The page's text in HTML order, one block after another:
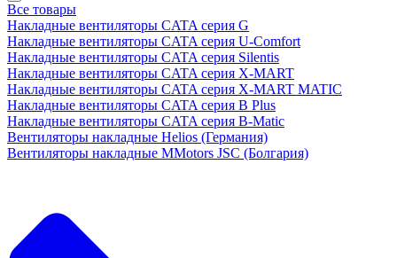
Все товары
Накладные вентиляторы CATA серия G
Накладные вентиляторы CATA серия U-Comfort
Накладные вентиляторы CATA серия Silentis
Накладные вентиляторы CATA серия X-MART
Накладные вентиляторы CATA серия X-MART MATIC
Накладные вентиляторы CATA серия B Plus
Накладные вентиляторы CATA серия B-Matic
Вентиляторы накладные Helios (Германия)
Вентиляторы накладные MMotors JSC (Болгария)